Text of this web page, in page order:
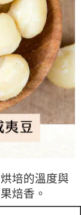
培的溫度與
焙香。